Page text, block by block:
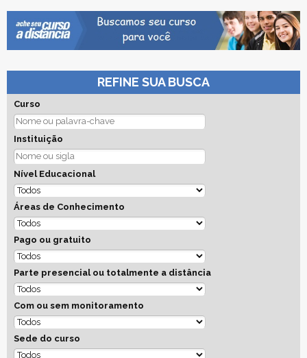
REFINE SUA BUSCA
Curso
Instituição
Nível Educacional
Áreas de Conhecimento
Pago ou gratuito
Parte presencial ou totalmente a distância
Com ou sem monitoramento
Sede do curso